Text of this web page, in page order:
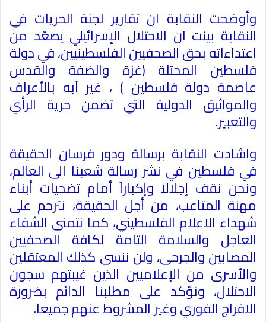
وأوضحت النقابة ان تقارير لجنة الحريات في
النقابة بينت ان الاحتلال الإسرائيلي يصعّد من
اعتداءاته بحق الصحفيين الفلسطينيين، في دولة
فلسطين المحتلة (غزة والضفة والقدس
عاصمة دولة فلسطين ) ، غير آبه بالأعراف
والمواثيق الدولية التي تضمن حرية الرأي
والتعبير.
واشادت النقابة برسالة ودور فرسان الحقيقة
في فلسطين في نشر رسالة شعبنا الى العالم،
ونحن نقف إجلالاً وإكباراً أمام تضحيات أبناء
مهنة المتاعب، من أجل الحقيقة، نترحم على
شهداء الاعلام الفلسطيني، كما نتمنى الشفاء
العاجل والسلامة التامة لكافة الصحفيين
المصابين والجرحى، ولن ننسى كذلك المعتقلين
والأسرى من الإعلاميين الذين غيبتهم سجون
الاحتلال، ونؤكد على مطلبنا الدائم بضرورة
الافراج الفوري وغير المشروط عنهم جميعا.